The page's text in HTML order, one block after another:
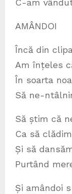
C-am
AMÂNDOI
Încă din
Am înțeles
În soarta
Să ne-
Să știm că
Ca să
Și să
Purtând
Și amândoi